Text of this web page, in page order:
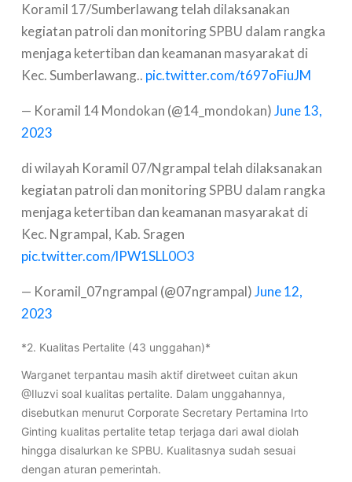
Koramil 17/Sumberlawang telah dilaksanakan
kegiatan patroli dan monitoring SPBU dalam rangka
menjaga ketertiban dan keamanan masyarakat di
Kec. Sumberlawang.. pic.twitter.com/t697oFiuJM
— Koramil 14 Mondokan (@14_mondokan)June 13,
2023
di wilayah Koramil 07/Ngrampal telah dilaksanakan
kegiatan patroli dan monitoring SPBU dalam rangka
menjaga ketertiban dan keamanan masyarakat di
Kec. Ngrampal, Kab. Sragen
pic.twitter.com/lPW1SLL0O3
— Koramil_07ngrampal (@07ngrampal)June 12,
2023
*2. Kualitas Pertalite (43 unggahan)*
Warganet terpantau masih aktif diretweet cuitan akun
@Iluzvi soal kualitas pertalite. Dalam unggahannya,
disebutkan menurut Corporate Secretary Pertamina Irto
Ginting kualitas pertalite tetap terjaga dari awal diolah
hingga disalurkan ke SPBU. Kualitasnya sudah sesuai
dengan aturan pemerintah.